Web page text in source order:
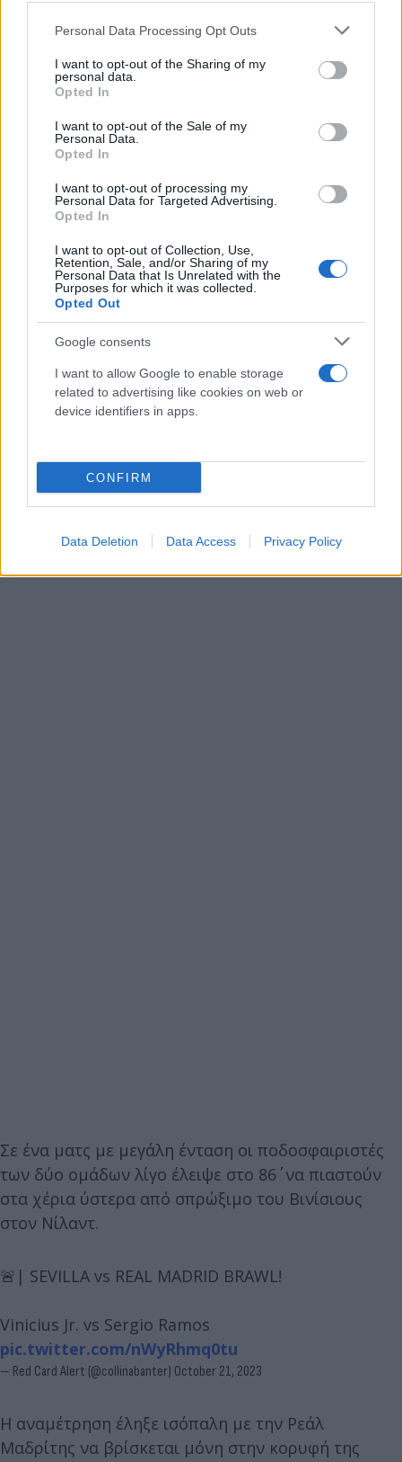
Please note that this website/app uses one or more Google
not limited to your visit or usage behaviour. You may click to
grant or deny consent to Google and its third-party tags to
use your data for below specified purposes in below Google
consent section.
Personal Data Processing Opt Outs
I want to opt-out of the Sharing of my
personal data.
Opted In
I want to opt-out of the Sale of my
Personal Data.
Opted In
I want to opt-out of processing my
Personal Data for Targeted Advertising.
Opted In
I want to opt-out of Collection, Use,
Retention, Sale, and/or Sharing of my
Personal Data that Is Unrelated with the
Purposes for which it was collected.
Opted Out
Google consents
I want to allow Google to enable storage
related to advertising like cookies on web or
device identifiers in apps.
CONFIRM
Data Deletion Data Access Privacy Policy
Σε ένα ματς με μεγάλη ένταση οι ποδοσφαιριστές
των δύο ομάδων λίγο έλειψε στο 86΄ να πιαστούν
στα χέρια ύστερα από σπρώξιμο του Βινίσιους
στον Νίλαντ.
🚨| SEVILLA vs REAL MADRID BRAWL!
Vinicius Jr. vs Sergio Ramos
pic.twitter.com/nWyRhmq0tu
— Red Card Alert (@collinabanter) October 21, 2023
Η αναμέτρηση έληξε ισόπαλη με την Ρεάλ
Μαδρίτης να βρίσκεται μόνη στην κορυφή της